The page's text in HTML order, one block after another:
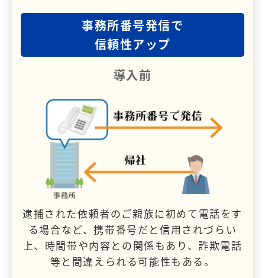
事務所番号発信で
信頼性アップ
導入前
逮捕された依頼者のご親族に初めて電話をす
る場合など、携帯番号だと信用されづらい
上、時間帯や内容との関係もあり、詐欺電話
等と間違えられる可能性もある。